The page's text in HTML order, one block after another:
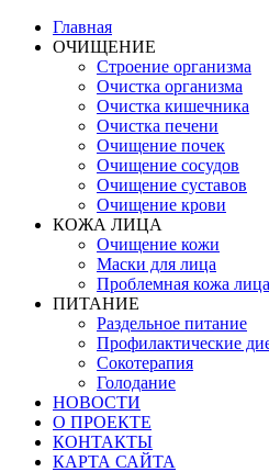
Главная
ОЧИЩЕНИЕ
Строение организма
Очистка организма
Очистка кишечника
Очистка печени
Очищение почек
Очищение сосудов
Очищение суставов
Очищение крови
КОЖА ЛИЦА
Очищение кожи
Маски для лица
Проблемная кожа лица
ПИТАНИЕ
Раздельное питание
Профилактические
Сокотерапия
Голодание
НОВОСТИ
О ПРОЕКТЕ
КОНТАКТЫ
КАРТА САЙТА